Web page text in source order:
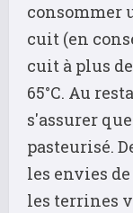
consommer
cuit (en
cuit à plus
65°C. Au
s'assurer
pasteurisé.
les envies
les terrines